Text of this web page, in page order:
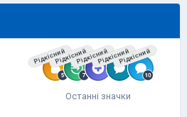
РідкіснийРідкіснийРідкіснийРідкіснийРідкісний
Останні значки